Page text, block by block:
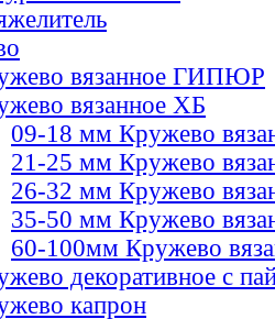
вязанное ГИПЮР
вязанное ХБ
09-18 мм Кружево
21-25 мм Кружево
26-32 мм Кружево
35-50 мм Кружево
60-100мм Кружево
декоративное с
капрон